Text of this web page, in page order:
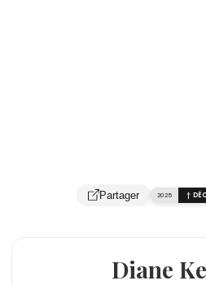
Partager 2025 †
Diane